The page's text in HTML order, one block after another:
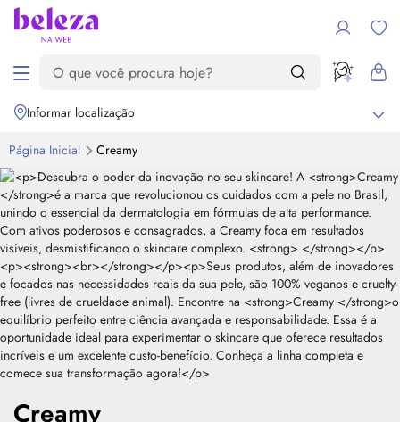
Informar localização
Página Inicial Creamy
Creamy